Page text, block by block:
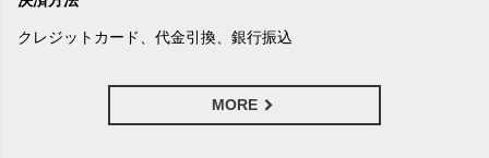
クレジットカード、代金引換、銀行振込
MORE